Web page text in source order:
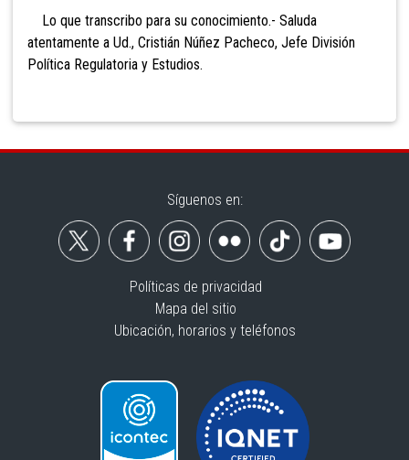
Lo que transcribo para su conocimiento.- Saluda
atentamente a Ud., Cristián Núñez Pacheco, Jefe División
Política Regulatoria y Estudios.
Síguenos en:
Políticas de privacidad
Mapa del sitio
Ubicación, horarios y teléfonos